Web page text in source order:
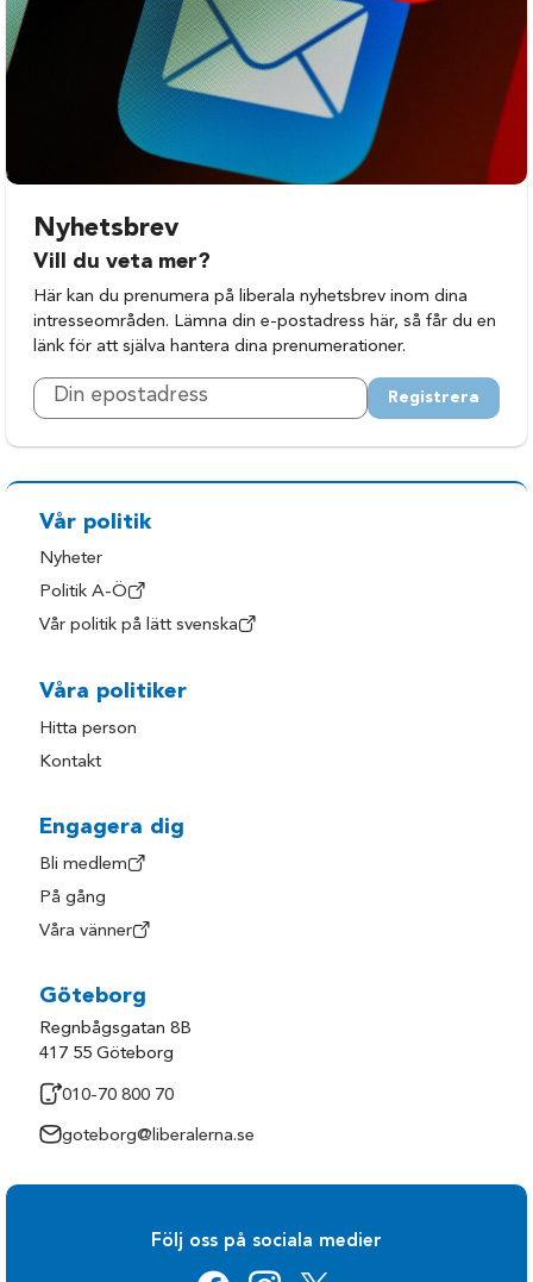
Nyhetsbrev
Vill du veta mer?
Här kan du prenumera på liberala nyhetsbrev inom dina
intresseområden. Lämna din e-postadress här, så får du en
länk för att själva hantera dina prenumerationer.
Registrera
Vår politik
Nyheter
Politik A-Ö
Vår politik på lätt svenska
Våra politiker
Hitta person
Kontakt
Engagera dig
Bli medlem
På gång
Våra vänner
Göteborg
Regnbågsgatan 8B
417 55 Göteborg
010-70 800 70
goteborg@liberalerna.se
Följ oss på sociala medier